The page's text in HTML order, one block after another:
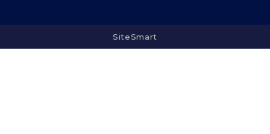
SiteSmart